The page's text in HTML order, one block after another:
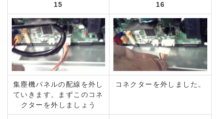
15 16
集塵機パネルの配線を外し
ていきます。まずこのコネ
クターを外しましょう
コネクターを外しました。